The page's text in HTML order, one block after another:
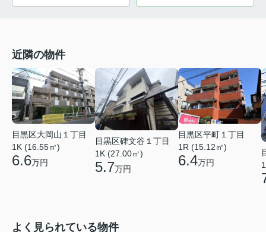
近隣の物件
目黒区大岡山１丁目
1K (16.55㎡)
6.6万円
目黒区碑文谷１丁目
1K (27.00㎡)
5.7万円
目黒区平町１丁目
1R (15.12㎡)
6.4万円
よく見られている物件